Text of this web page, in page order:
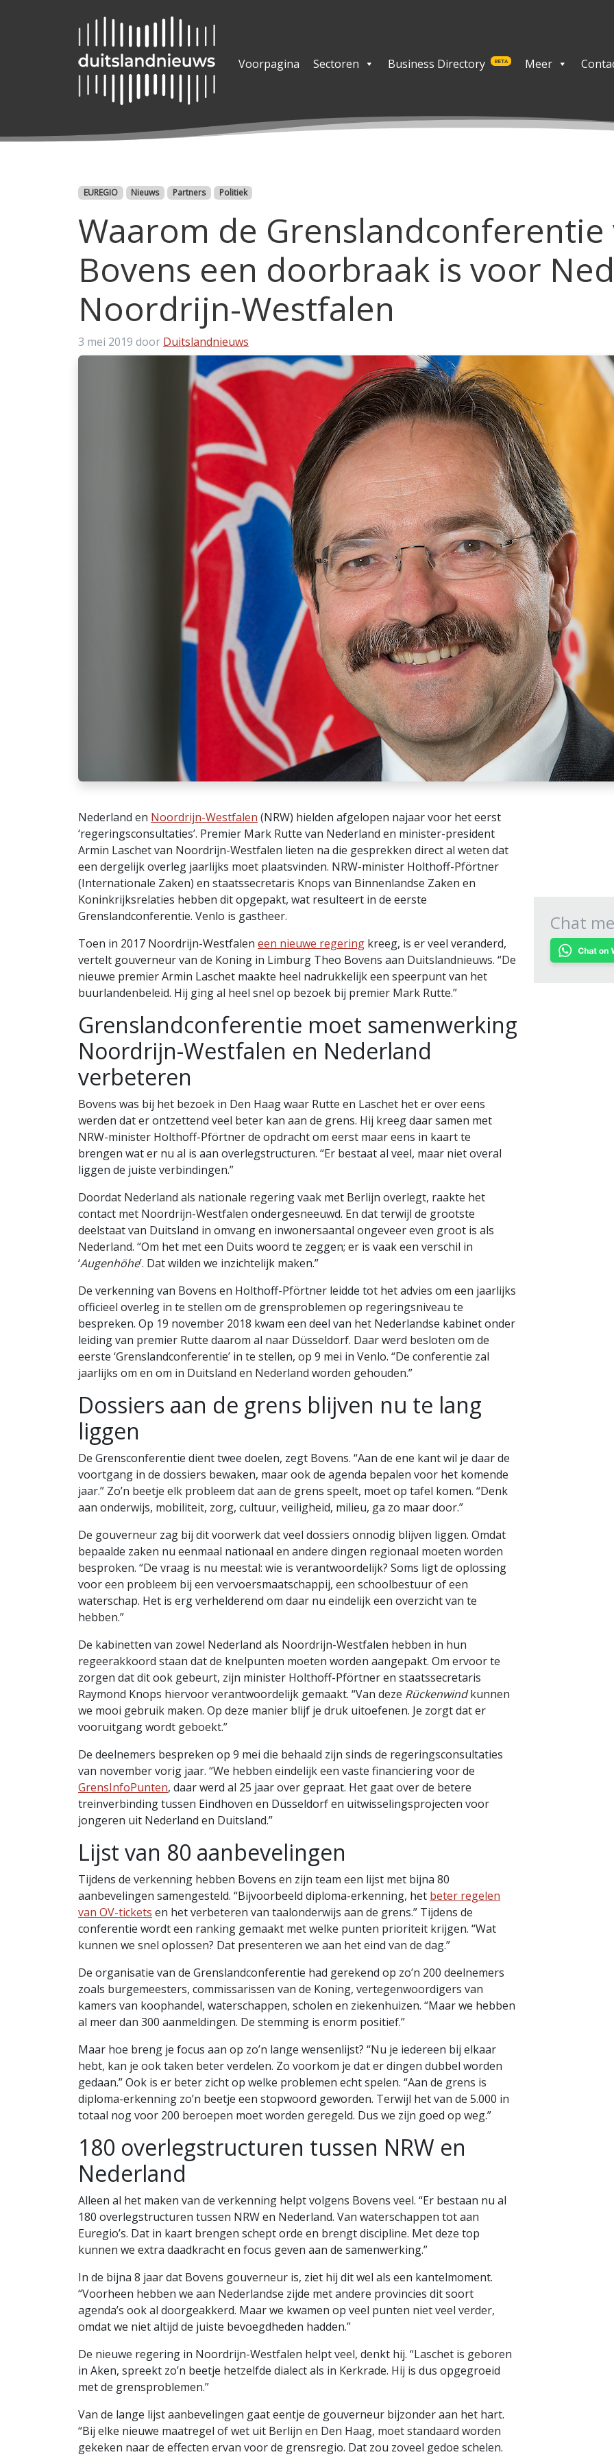
Voorpagina Sectoren Business Directory BETA Meer
Categorieën
EUREGIO Nieuws Partners Politiek
Waarom de Grenslandconferentie
Bovens een doorbraak is voor
Noordrijn-Westfalen
3 mei 2019 door Duitslandnieuws
Nederland en Noordrijn-Westfalen (NRW) hielden afgelopen najaar voor het eerst
‘regeringsconsultaties’. Premier Mark Rutte van Nederland en minister-president
Armin Laschet van Noordrijn-Westfalen lieten na die gesprekken direct al weten dat
een dergelijk overleg jaarlijks moet plaatsvinden. NRW-minister Holthoff-Pförtner
(Internationale Zaken) en staatssecretaris Knops van Binnenlandse Zaken en
Koninkrijksrelaties hebben dit opgepakt, wat resulteert in de eerste
Grenslandconferentie. Venlo is gastheer.
Toen in 2017 Noordrijn-Westfalen een nieuwe regering kreeg, is er veel veranderd,
vertelt gouverneur van de Koning in Limburg Theo Bovens aan Duitslandnieuws. “De
nieuwe premier Armin Laschet maakte heel nadrukkelijk een speerpunt van het
buurlandenbeleid. Hij ging al heel snel op bezoek bij premier Mark Rutte.”
Grenslandconferentie moet samenwerking
Noordrijn-Westfalen en Nederland
verbeteren
Bovens was bij het bezoek in Den Haag waar Rutte en Laschet het er over eens
werden dat er ontzettend veel beter kan aan de grens. Hij kreeg daar samen met
NRW-minister Holthoff-Pförtner de opdracht om eerst maar eens in kaart te
brengen wat er nu al is aan overlegstructuren. “Er bestaat al veel, maar niet overal
liggen de juiste verbindingen.”
Doordat Nederland als nationale regering vaak met Berlijn overlegt, raakte het
contact met Noordrijn-Westfalen ondergesneeuwd. En dat terwijl de grootste
deelstaat van Duitsland in omvang en inwonersaantal ongeveer even groot is als
Nederland. “Om het met een Duits woord te zeggen; er is vaak een verschil in
‘Augenhöhe’. Dat wilden we inzichtelijk maken.”
De verkenning van Bovens en Holthoff-Pförtner leidde tot het advies om een jaarlijks
officieel overleg in te stellen om de grensproblemen op regeringsniveau te
bespreken. Op 19 november 2018 kwam een deel van het Nederlandse kabinet onder
leiding van premier Rutte daarom al naar Düsseldorf. Daar werd besloten om de
eerste ‘Grenslandconferentie’ in te stellen, op 9 mei in Venlo. “De conferentie zal
jaarlijks om en om in Duitsland en Nederland worden gehouden.”
Dossiers aan de grens blijven nu te lang
liggen
De Grensconferentie dient twee doelen, zegt Bovens. “Aan de ene kant wil je daar de
voortgang in de dossiers bewaken, maar ook de agenda bepalen voor het komende
jaar.” Zo’n beetje elk probleem dat aan de grens speelt, moet op tafel komen. “Denk
aan onderwijs, mobiliteit, zorg, cultuur, veiligheid, milieu, ga zo maar door.”
De gouverneur zag bij dit voorwerk dat veel dossiers onnodig blijven liggen. Omdat
bepaalde zaken nu eenmaal nationaal en andere dingen regionaal moeten worden
besproken. “De vraag is nu meestal: wie is verantwoordelijk? Soms ligt de oplossing
voor een probleem bij een vervoersmaatschappij, een schoolbestuur of een
waterschap. Het is erg verhelderend om daar nu eindelijk een overzicht van te
hebben.”
De kabinetten van zowel Nederland als Noordrijn-Westfalen hebben in hun
regeerakkoord staan dat de knelpunten moeten worden aangepakt. Om ervoor te
zorgen dat dit ook gebeurt, zijn minister Holthoff-Pförtner en staatssecretaris
Raymond Knops hiervoor verantwoordelijk gemaakt. “Van deze Rückenwindkunnen
we mooi gebruik maken. Op deze manier blijf je druk uitoefenen. Je zorgt dat er
vooruitgang wordt geboekt.”
De deelnemers bespreken op 9 mei die behaald zijn sinds de regeringsconsultaties
van november vorig jaar. “We hebben eindelijk een vaste financiering voor de
GrensInfoPunten, daar werd al 25 jaar over gepraat. Het gaat over de betere
treinverbinding tussen Eindhoven en Düsseldorf en uitwisselingsprojecten voor
jongeren uit Nederland en Duitsland.”
Lijst van 80 aanbevelingen
Tijdens de verkenning hebben Bovens en zijn team een lijst met bijna 80
aanbevelingen samengesteld. “Bijvoorbeeld diploma-erkenning, het beter regelen
van OV-tickets en het verbeteren van taalonderwijs aan de grens.” Tijdens de
conferentie wordt een ranking gemaakt met welke punten prioriteit krijgen. “Wat
kunnen we snel oplossen? Dat presenteren we aan het eind van de dag.”
De organisatie van de Grenslandconferentie had gerekend op zo’n 200 deelnemers
zoals burgemeesters, commissarissen van de Koning, vertegenwoordigers van
kamers van koophandel, waterschappen, scholen en ziekenhuizen. “Maar we hebben
al meer dan 300 aanmeldingen. De stemming is enorm positief.”
Maar hoe breng je focus aan op zo’n lange wensenlijst? “Nu je iedereen bij elkaar
hebt, kan je ook taken beter verdelen. Zo voorkom je dat er dingen dubbel worden
gedaan.” Ook is er beter zicht op welke problemen echt spelen. “Aan de grens is
diploma-erkenning zo’n beetje een stopwoord geworden. Terwijl het van de 5.000 in
totaal nog voor 200 beroepen moet worden geregeld. Dus we zijn goed op weg.”
180 overlegstructuren tussen NRW en
Nederland
Alleen al het maken van de verkenning helpt volgens Bovens veel. “Er bestaan nu al
180 overlegstructuren tussen NRW en Nederland. Van waterschappen tot aan
Euregio’s. Dat in kaart brengen schept orde en brengt discipline. Met deze top
kunnen we extra daadkracht en focus geven aan de samenwerking.”
In de bijna 8 jaar dat Bovens gouverneur is, ziet hij dit wel als een kantelmoment.
“Voorheen hebben we aan Nederlandse zijde met andere provincies dit soort
agenda’s ook al doorgeakkerd. Maar we kwamen op veel punten niet veel verder,
omdat we niet altijd de juiste bevoegdheden hadden.”
De nieuwe regering in Noordrijn-Westfalen helpt veel, denkt hij. “Laschet is geboren
in Aken, spreekt zo’n beetje hetzelfde dialect als in Kerkrade. Hij is dus opgegroeid
met de grensproblemen.”
Van de lange lijst aanbevelingen gaat eentje de gouverneur bijzonder aan het hart.
“Bij elke nieuwe maatregel of wet uit Berlijn en Den Haag, moet standaard worden
gekeken naar de effecten ervan voor de grensregio. Dat zou zoveel gedoe schelen.
Chat